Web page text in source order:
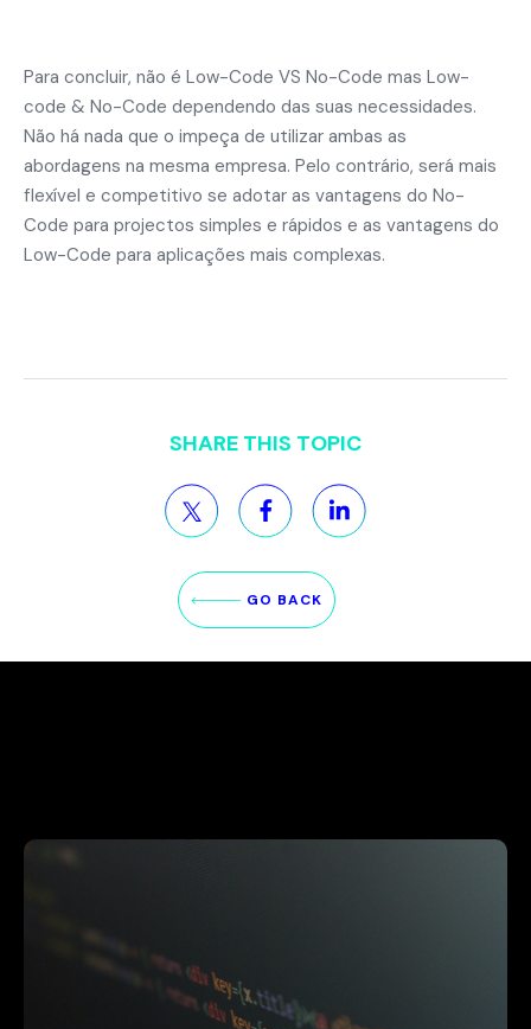
Para concluir, não é Low-Code VS No-Code mas Low-
code & No-Code dependendo das suas necessidades.
Não há nada que o impeça de utilizar ambas as
abordagens na mesma empresa. Pelo contrário, será mais
flexível e competitivo se adotar as vantagens do No-
Code para projectos simples e rápidos e as vantagens do
Low-Code para aplicações mais complexas.
GO BACK
SHARE THIS TOPIC